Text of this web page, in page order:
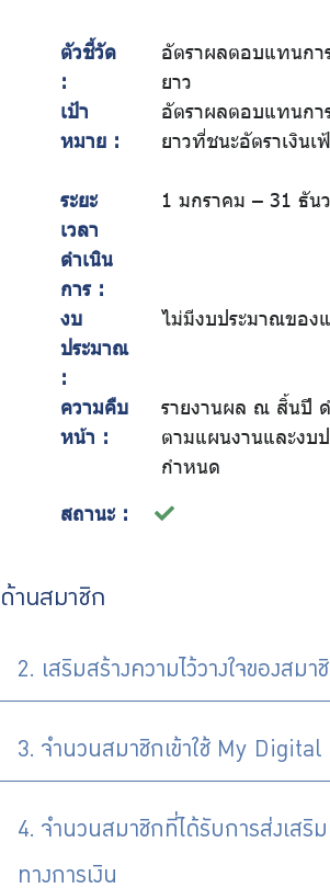
ตัวชี้วัด
:
อัตราผลตอบแทนกา
ยาว
เป้า
หมาย :
อัตราผลตอบแทนกา
ยาวที่ชนะอัตราเงินเ
ระยะ
เวลา
ดำเนิน
การ :
1 มกราคม – 31 ธัน
งบ
ประมาณ
:
ไม่มีงบประมาณของ
ความคืบ
หน้า :
รายงานผล ณ สิ้นปี ด
ตามแผนงานและงบ
กำหนด
สถานะ :
ด้านสมาชิก
2. เสริมสร้างความไว้วางใจของสม
3. จำนวนสมาชิกเข้าใช้ My
4. จำนวนสมาชิกที่ได้รับการส่งเสริ
ทางการเงิน